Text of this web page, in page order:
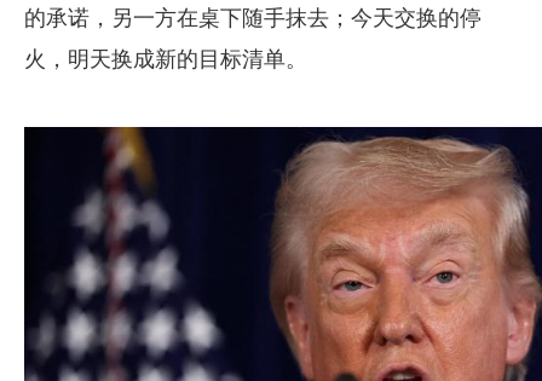
的承诺，另一方在桌下随手抹去；今天交换的停
火，明天换成新的目标清单。